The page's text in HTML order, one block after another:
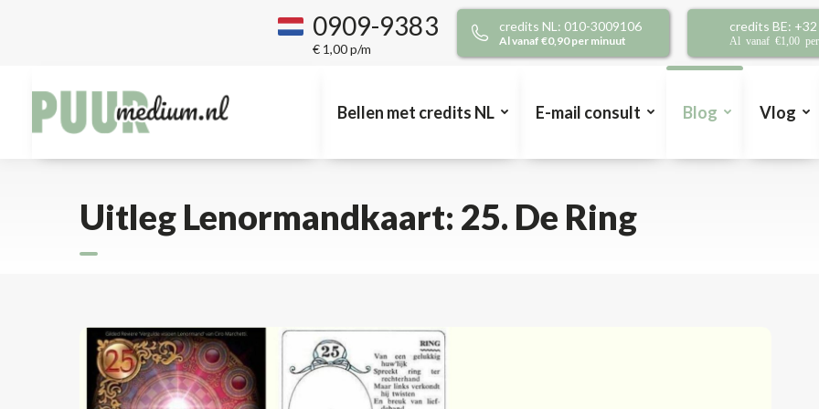
0909-9383
€ 1,00 p/m
credits NL: 010-3009106
Al vanaf €0,90 per minuut
credits BE:
Al vanaf €1,00
Bellen met credits NL E-mail consult Blog Vlog
Uitleg Lenormandkaart: 25. De Ring